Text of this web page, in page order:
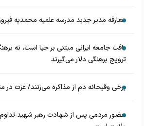
معارفه مدیر جدید مدرسه علمیه محمدیه
بافت جامعه ایرانی مبتنی بر حیا است، نه
ترویج برهنگی دلار می‌گیرند
برخی وقیحانه دم از مذاکره می‌زنند/ عزت
حضور مردمی پس از شهادت رهبر شهید تداوم